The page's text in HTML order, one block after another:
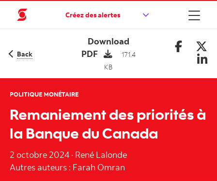
Créez des alertes
Back
Download
PDF
171.4
KB
POLITIQUE MONÉTAIRE
Remaniement des priorités à
la Banque du Canada
2 octobre 2024 · René Lalonde
Autres auteurs : Farah Omran